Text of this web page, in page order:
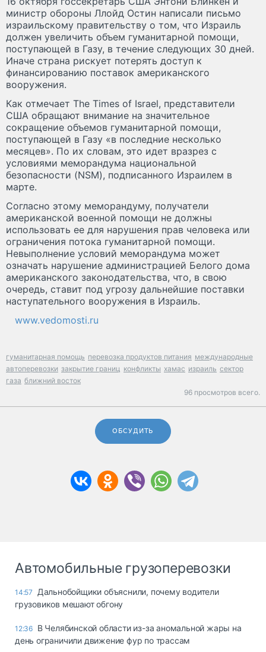
министр обороны Ллойд Остин написали письмо
израильскому правительству о том, что Израиль
должен увеличить объем гуманитарной помощи,
поступающей в Газу, в течение следующих 30 дней.
Иначе страна рискует потерять доступ к
финансированию поставок американского
вооружения.
Как отмечает The Times of Israel, представители
США обращают внимание на значительное
сокращение объемов гуманитарной помощи,
поступающей в Газу «в последние несколько
месяцев». По их словам, это идет вразрез с
условиями меморандума национальной
безопасности (NSM), подписанного Израилем в
марте.
Согласно этому меморандуму, получатели
американской военной помощи не должны
использовать ее для нарушения прав человека или
ограничения потока гуманитарной помощи.
Невыполнение условий меморандума может
означать нарушение администрацией Белого дома
американского законодательства, что, в свою
очередь, ставит под угрозу дальнейшие поставки
наступательного вооружения в Израиль.
www.vedomosti.ru
гуманитарная помощь перевозка продуктов питания международные
автоперевозки закрытие границ конфликты хамас израиль сектор
газа ближний восток
96 просмотров всего.
ОБСУДИТЬ
Автомобильные грузоперевозки
14:57
Дальнобойщики объяснили, почему водители
грузовиков мешают обгону
12:36 В Челябинской области из-за аномальной жары на
день ограничили движение фур по трассам